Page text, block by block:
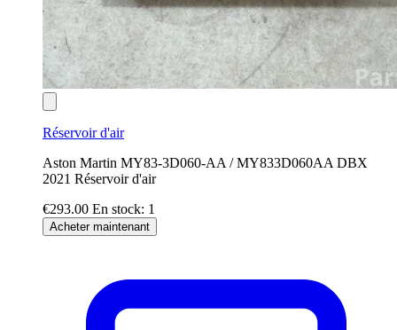
Réservoir d'air
Aston Martin MY83-3D060-AA / MY833D060AA DBX
2021 Réservoir d'air
€293.00 En stock: 1
Acheter maintenant